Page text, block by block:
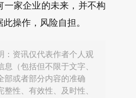
一家企业的未来，并不构
操作，风险自担。
：资讯仅代表作者个人观
息（包括但不限于文字、
部或者部分内容的准确
整性、有效性、及时性、